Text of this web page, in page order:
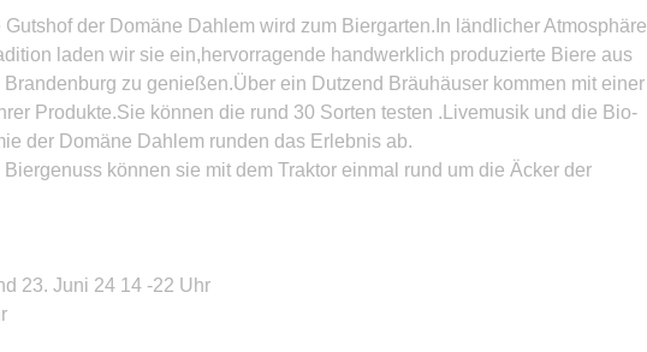
Gutshof der Domäne Dahlem wird zum Biergarten.In ländlicher Atmosphäre
laden wir sie ein,hervorragende handwerklich produzierte Biere aus
Brandenburg zu genießen.Über ein Dutzend Bräuhäuser kommen mit einer
Produkte.Sie können die rund 30 Sorten testen .Livemusik und die Bio-
der Domäne Dahlem runden das Erlebnis ab.
Biergenuss können sie mit dem Traktor einmal rund um die Äcker der
23. Juni 24 14 -22 Uhr